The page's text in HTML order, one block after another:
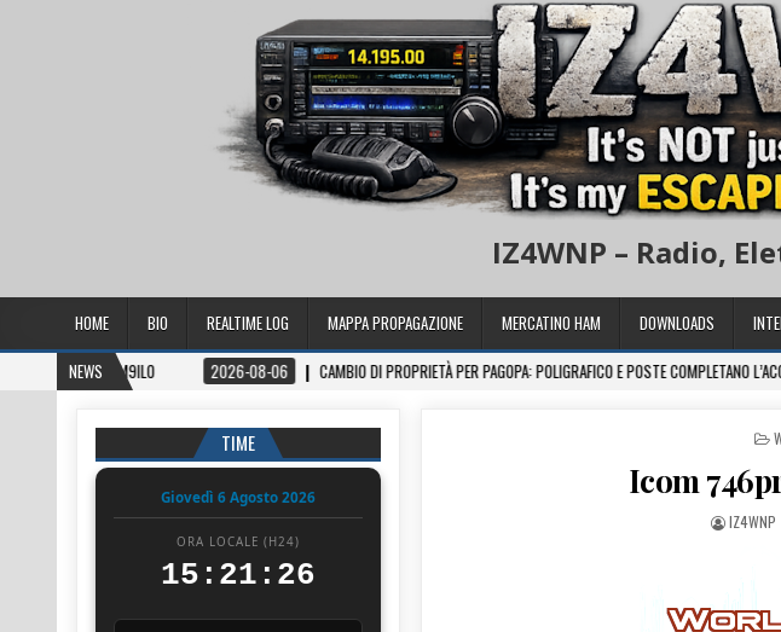
IZ4WNP – Radio,
HOME BIO REALTIME LOG MAPPA PROPAGAZIONE MERCATINO HAM DOWNLOADS
NEWS
2026-08-06 CAMBIO DI PROPRIETÀ PER PAGOPA: POLIGRAFICO E POSTE COMPLETANO L’ACQUISIZIONE DA
Icom
IZ4WNP
TIME
Giovedì 6 Agosto 2026
ORA LOCALE (H24)
15:21:27